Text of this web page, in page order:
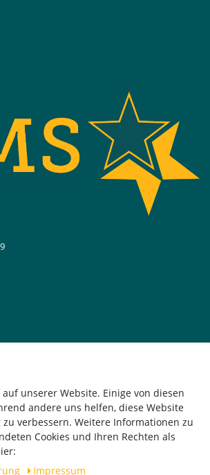
unserer Website. Einige von diesen
andere uns helfen, diese Website
verbessern. Weitere Informationen zu
Cookies und Ihren Rechten als
Impressum